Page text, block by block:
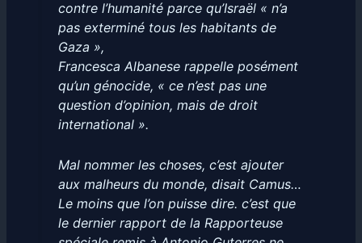
contre l’humanité parce qu’Israël « n’a
pas exterminé tous les habitants de
Gaza »,
Francesca Albanese rappelle posément
qu’un génocide, « ce n’est pas une
question d’opinion, mais de droit
international ».
Mal nommer les choses, c’est ajouter
aux malheurs du monde, disait Camus…
Le moins que l’on puisse dire. c’est que
le dernier rapport de la Rapporteuse